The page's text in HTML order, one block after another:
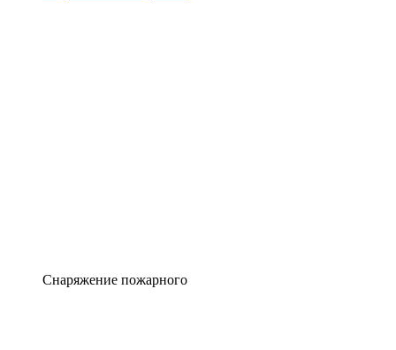
Снаряжение пожарного